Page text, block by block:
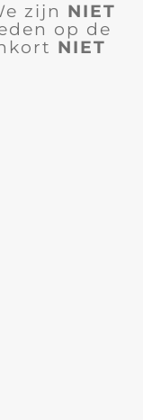
zijn NIET
op de
NIET